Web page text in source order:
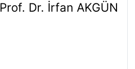
Prof. Dr. İrfan AKGÜN